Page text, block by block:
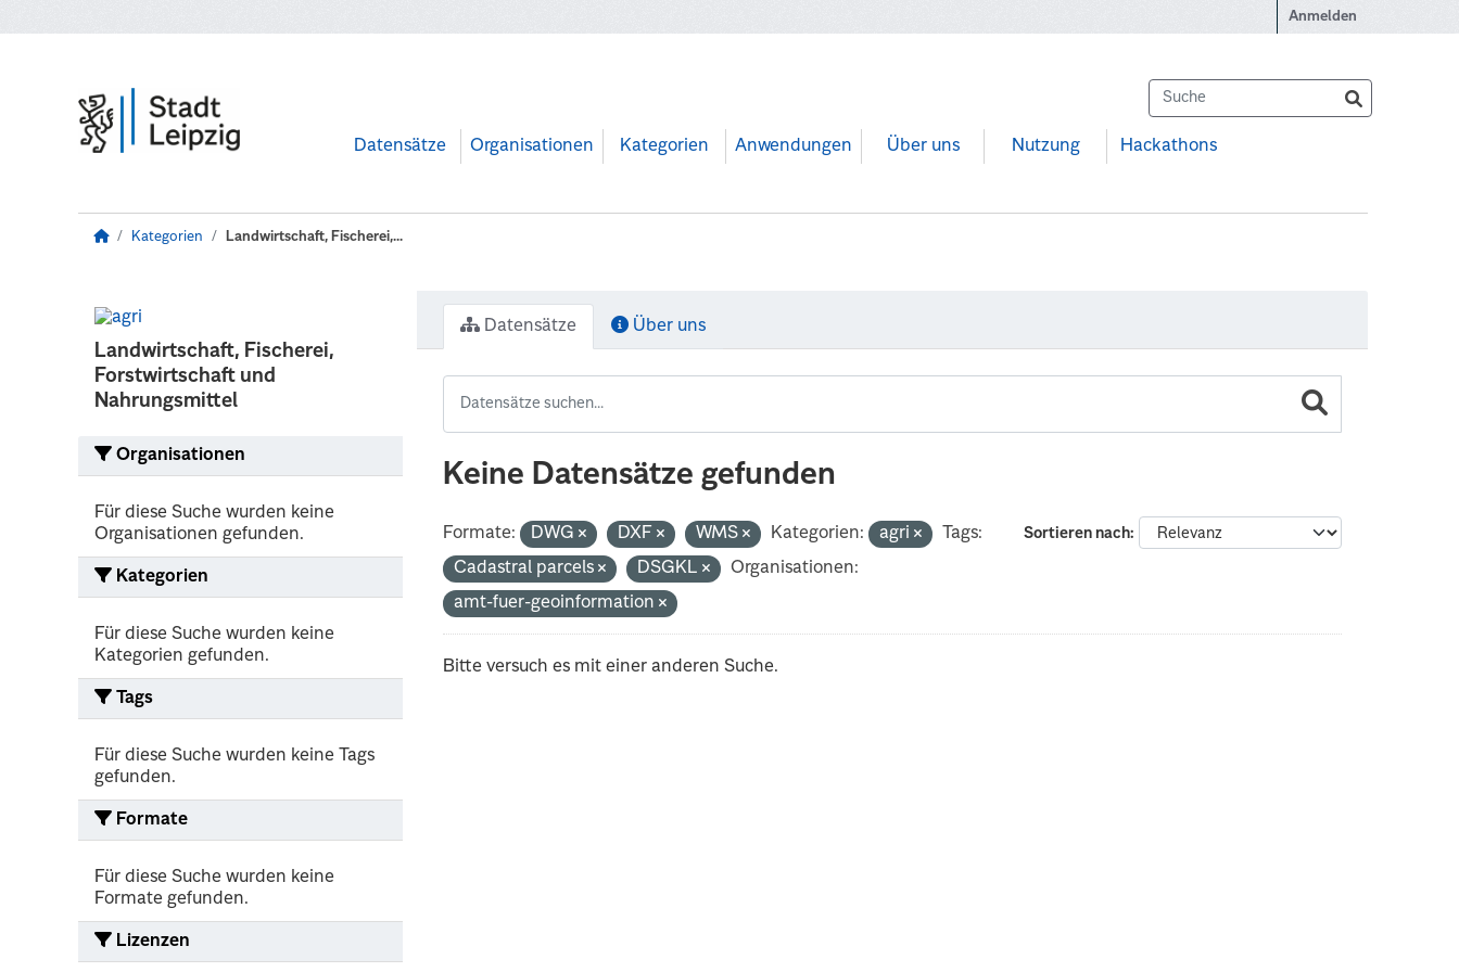
Anmelden
Datensätze Organisationen Kategorien Anwendungen Über uns Nutzung Hackathons
Kategorien Landwirtschaft, Fischerei,...
Landwirtschaft, Fischerei,
Forstwirtschaft und
Nahrungsmittel
Organisationen
Für diese Suche wurden keine
Organisationen gefunden.
Kategorien
Für diese Suche wurden keine
Kategorien gefunden.
Tags
Für diese Suche wurden keine Tags
gefunden.
Formate
Für diese Suche wurden keine
Formate gefunden.
Lizenzen
Datensätze Über uns
Keine Datensätze gefunden
Sortieren nach
Formate: DWG DXF WMS Kategorien: agri
Tags:
Cadastral parcels
DSGKL
Organisationen:
amt-fuer-geoinformation
Bitte versuch es mit einer anderen Suche.